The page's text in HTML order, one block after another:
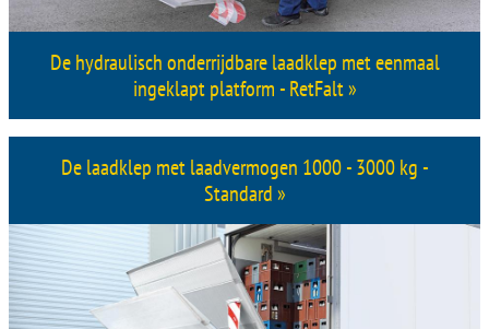
De hydraulisch onderrijdbare laadklep met eenmaal
ingeklapt platform - RetFalt »
De laadklep met laadvermogen 1000 - 3000 kg -
Standard »